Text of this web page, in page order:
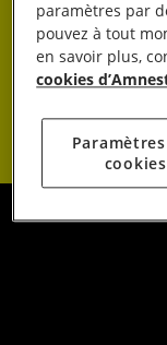
paramètres par
pouvez à tout
en savoir plus,
cookies
cookies